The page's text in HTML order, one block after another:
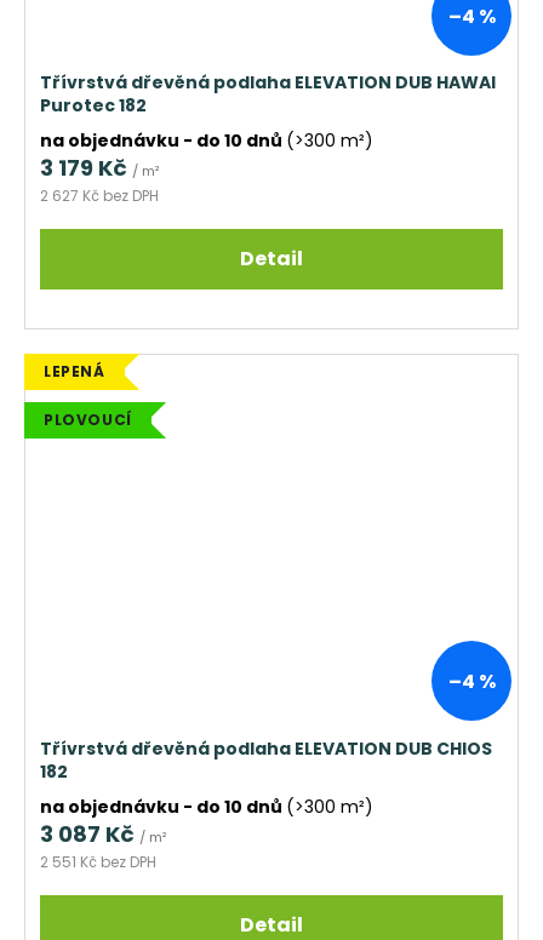
–4 %
Třívrstvá dřevěná podlaha ELEVATION DUB HAWAI
Purotec 182
na objednávku - do 10 dnů (>300 m²)
2 627 Kč bez DPH
3 179 Kč / m²
Detail
LEPENÁ
PLOVOUCÍ
–4 %
Třívrstvá dřevěná podlaha ELEVATION DUB CHIOS
182
na objednávku - do 10 dnů (>300 m²)
2 551 Kč bez DPH
3 087 Kč / m²
Detail